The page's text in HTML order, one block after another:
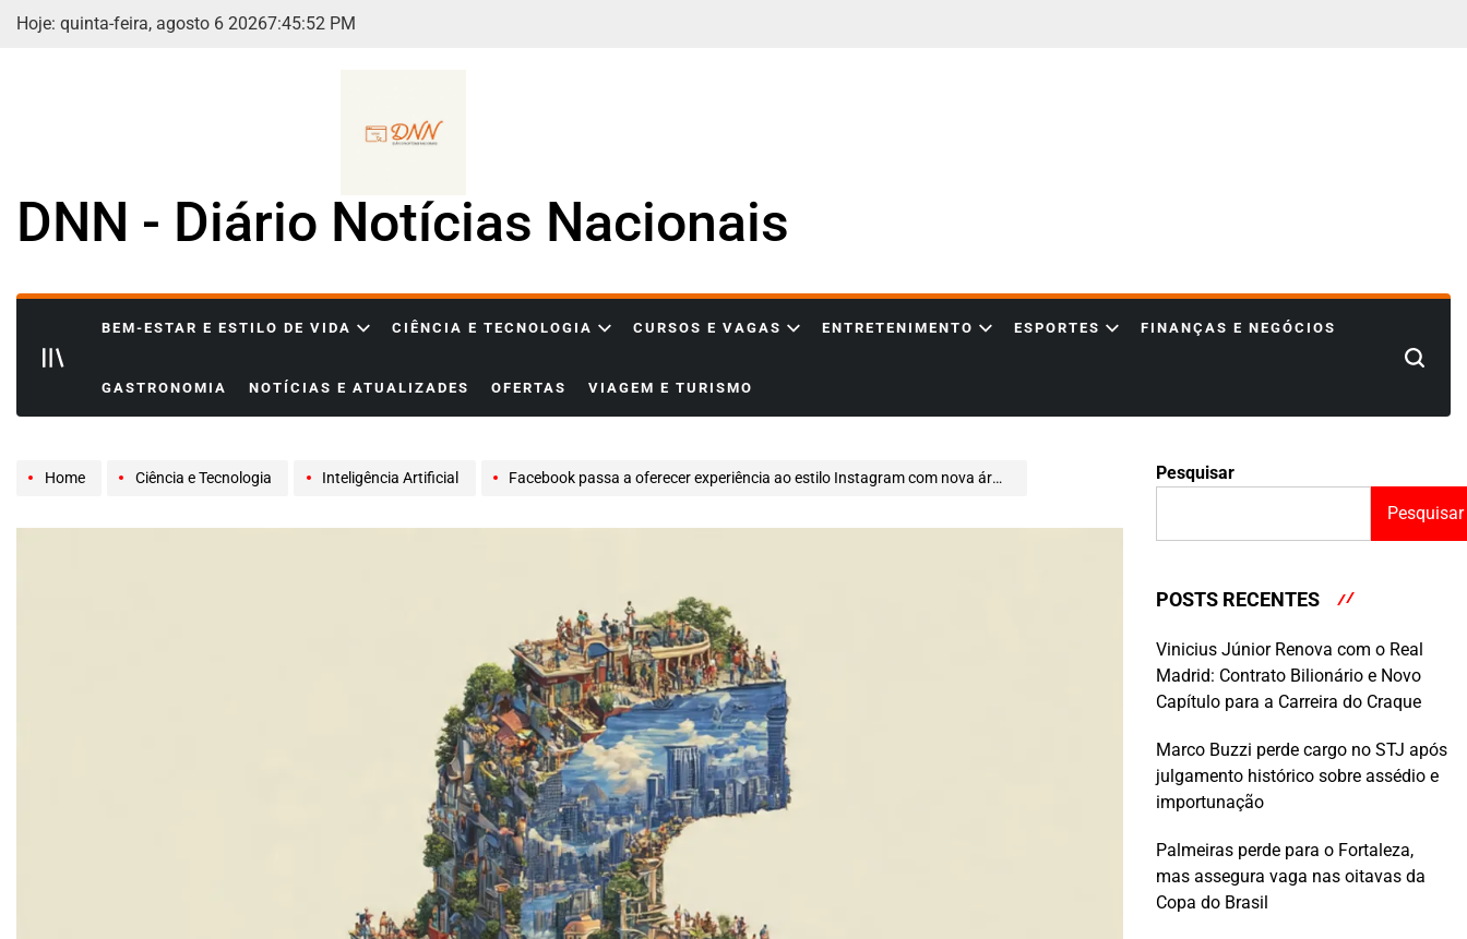
Skip
Hoje: quinta-feira, agosto 6 20267:45:53 PM
DNN - Diário Notícias Nacionais
BEM-ESTAR E ESTILO DE VIDA CIÊNCIA E TECNOLOGIA CURSOS E VAGAS ENTRETENIMENTO ESPORTES FINANÇAS E NEGÓCIOS
GASTRONOMIA NOTÍCIAS E ATUALIZADES OFERTAS VIAGEM E TURISMO
Search
Home Ciência e Tecnologia Inteligência Artificial Facebook passa a oferecer experiência ao estilo Instagram com nova área dedicada a curtidas e criação de posts
Pesquisar
Pesquisar
POSTS RECENTES
Vinicius Júnior Renova com o Real
Madrid: Contrato Bilionário e Novo
Capítulo para a Carreira do Craque
Marco Buzzi perde cargo no STJ após
julgamento histórico sobre assédio e
importunação
Palmeiras perde para o Fortaleza,
mas assegura vaga nas oitavas da
Copa do Brasil